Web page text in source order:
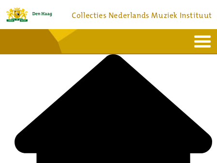
Collecties Nederlands Muziek Instituut
Bronnen en collecties